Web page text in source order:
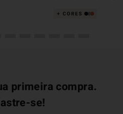
primeira compra.
se!